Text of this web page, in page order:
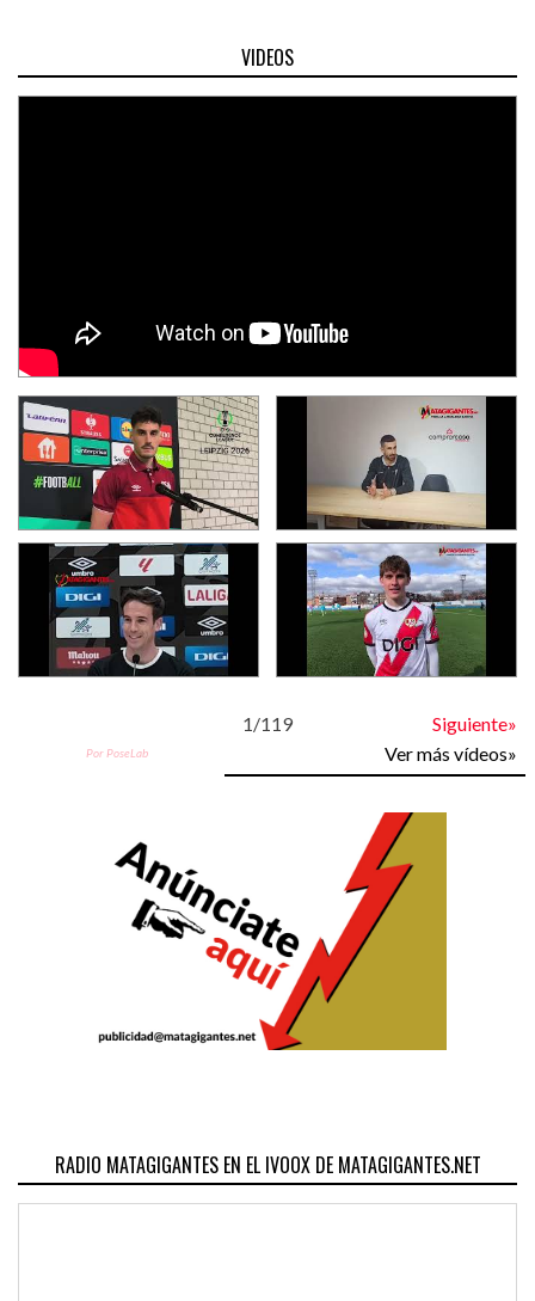
VIDEOS
1/119 Siguiente»
Por PoseLab Ver más vídeos»
RADIO MATAGIGANTES EN EL IVOOX DE MATAGIGANTES.NET